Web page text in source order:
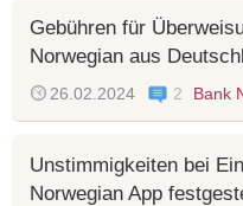
Gebühren für
Norwegian aus
26.02.2024 2 Bank
Unstimmigkeiten bei
Norwegian App